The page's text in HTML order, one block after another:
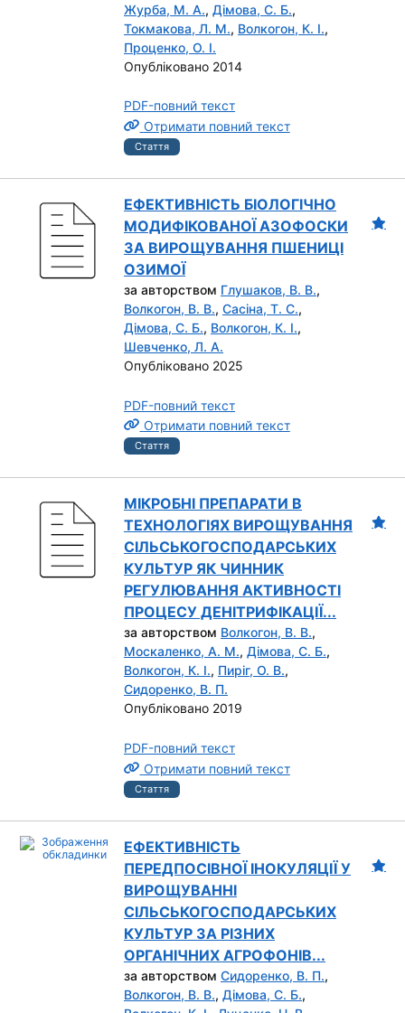
Журба, М. А., Дімова, С. Б.,
Токмакова, Л. М., Волкогон, К. І.,
Проценко, О. І.
Опубліковано 2014
PDF-повний текст
Отримати повний текст
Стаття
ЕФЕКТИВНІСТЬ БІОЛОГІЧНО
МОДИФІКОВАНОЇ АЗОФОСКИ
ЗА ВИРОЩУВАННЯ ПШЕНИЦІ
ОЗИМОЇ
за авторством Глушаков, В. В.,
Волкогон, В. В., Сасіна, Т. С.,
Дімова, С. Б., Волкогон, К. І.,
Шевченко, Л. А.
Опубліковано 2025
PDF-повний текст
Отримати повний текст
Стаття
МІКРОБНІ ПРЕПАРАТИ В
ТЕХНОЛОГІЯХ ВИРОЩУВАННЯ
СІЛЬСЬКОГОСПОДАРСЬКИХ
КУЛЬТУР ЯК ЧИННИК
РЕГУЛЮВАННЯ АКТИВНОСТІ
ПРОЦЕСУ ДЕНІТРИФІКАЦІЇ...
за авторством Волкогон, В. В.,
Москаленко, А. М., Дімова, С. Б.,
Волкогон, К. І., Пиріг, О. В.,
Сидоренко, В. П.
Опубліковано 2019
PDF-повний текст
Отримати повний текст
Стаття
ЕФЕКТИВНІСТЬ
ПЕРЕДПОСІВНОЇ ІНОКУЛЯЦІЇ У
ВИРОЩУВАННІ
СІЛЬСЬКОГОСПОДАРСЬКИХ
КУЛЬТУР ЗА РІЗНИХ
ОРГАНІЧНИХ АГРОФОНІВ...
за авторством Сидоренко, В. П.,
Волкогон, В. В., Дімова, С. Б.,